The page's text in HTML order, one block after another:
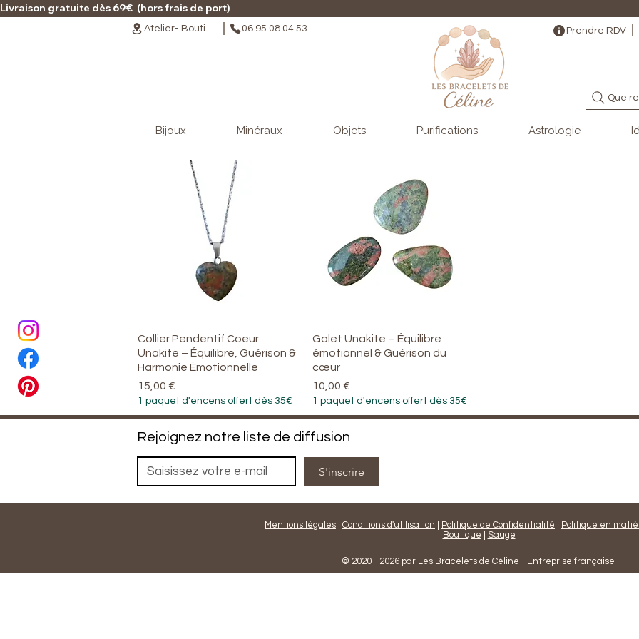
Livraison gratuite dès 69€
06 95 08 04 53 Prendre RDV
Que
Bijoux Minéraux Objets Purifications Astrologie
Aperçu rapide
Collier Pendentif Coeur
Unakite – Équilibre, Guérison &
Harmonie Émotionnelle
Prix
15,00 €
1 paquet d'encens offert dès 35€
Aperçu rapide
Galet Unakite – Équilibre
émotionnel & Guérison du
cœur
Prix
10,00 €
1 paquet d'encens offert dès 35€
Rejoignez notre liste de diffusion
S'inscrire
Mentions légales Conditions d'utilisation Politique de Confidentialité
Politique en
Boutique
Sauge
© 2020 - 2026 par Les Bracelets de Céline - Entreprise française